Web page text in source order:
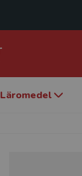
Läromedel